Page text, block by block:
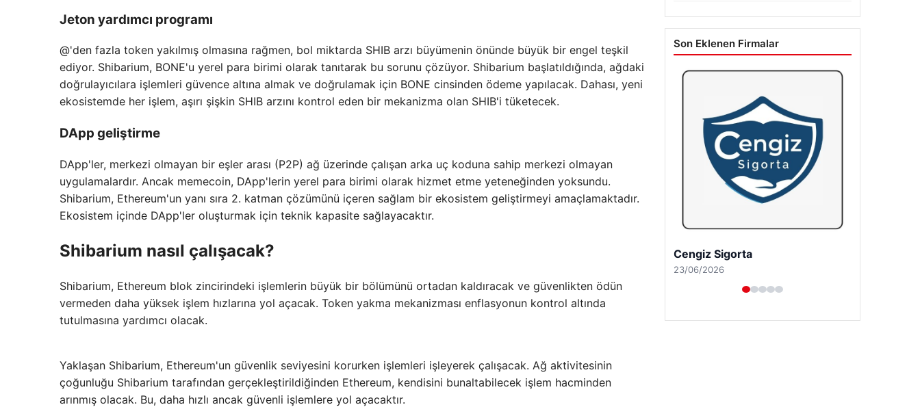
Jeton yardımcı programı
@'den fazla token yakılmış olmasına rağmen, bol miktarda SHIB arzı büyümenin önünde büyük bir engel teşkil
ediyor. Shibarium, BONE'u yerel para birimi olarak tanıtarak bu sorunu çözüyor. Shibarium başlatıldığında, ağdaki
doğrulayıcılara işlemleri güvence altına almak ve doğrulamak için BONE cinsinden ödeme yapılacak. Dahası, yeni
ekosistemde her işlem, aşırı şişkin SHIB arzını kontrol eden bir mekanizma olan SHIB'i tüketecek.
DApp geliştirme
DApp'ler, merkezi olmayan bir eşler arası (P2P) ağ üzerinde çalışan arka uç koduna sahip merkezi olmayan
uygulamalardır. Ancak memecoin, DApp'lerin yerel para birimi olarak hizmet etme yeteneğinden yoksundu.
Shibarium, Ethereum'un yanı sıra 2. katman çözümünü içeren sağlam bir ekosistem geliştirmeyi amaçlamaktadır.
Ekosistem içinde DApp'ler oluşturmak için teknik kapasite sağlayacaktır.
Shibarium nasıl çalışacak?
Shibarium, Ethereum blok zincirindeki işlemlerin büyük bir bölümünü ortadan kaldıracak ve güvenlikten ödün
vermeden daha yüksek işlem hızlarına yol açacak. Token yakma mekanizması enflasyonun kontrol altında
tutulmasına yardımcı olacak.
Yaklaşan Shibarium, Ethereum'un güvenlik seviyesini korurken işlemleri işleyerek çalışacak. Ağ aktivitesinin
çoğunluğu Shibarium tarafından gerçekleştirildiğinden Ethereum, kendisini bunaltabilecek işlem hacminden
arınmış olacak. Bu, daha hızlı ancak güvenli işlemlere yol açacaktır.
Son Eklenen Firmalar
Hastaş Beton
26/05/2026